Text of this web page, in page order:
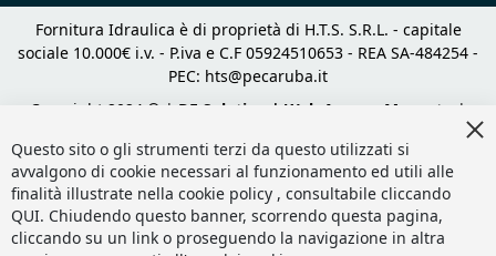
Fornitura Idraulica è di proprietà di H.T.S. S.R.L. - capitale
sociale 10.000€ i.v. - P.iva e C.F 05924510653 - REA SA-484254 -
PEC: hts@pecaruba.it
Copyright 2024 © | DF Solution | Web Agency Magento
|
Questo sito o gli strumenti terzi da questo utilizzati si
avvalgono di cookie necessari al funzionamento ed utili alle
finalità illustrate nella cookie policy , consultabile cliccando
QUI. Chiudendo questo banner, scorrendo questa pagina,
cliccando su un link o proseguendo la navigazione in altra